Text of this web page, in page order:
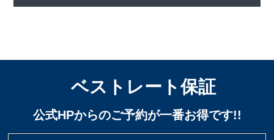
ベストレート保証
公式HPからのご予約が一番お得です!!